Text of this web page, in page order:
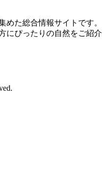
めた総合情報サイトです。
にぴったりの自然をご紹介